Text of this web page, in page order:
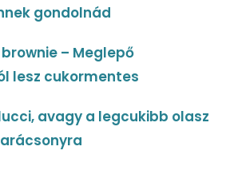
gondolnád
– Meglepő
lesz cukormentes
avagy a legcukibb olasz